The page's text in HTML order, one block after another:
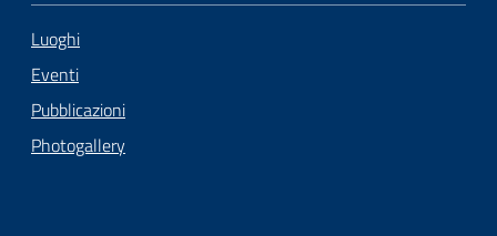
Luoghi
Eventi
Pubblicazioni
Photogallery